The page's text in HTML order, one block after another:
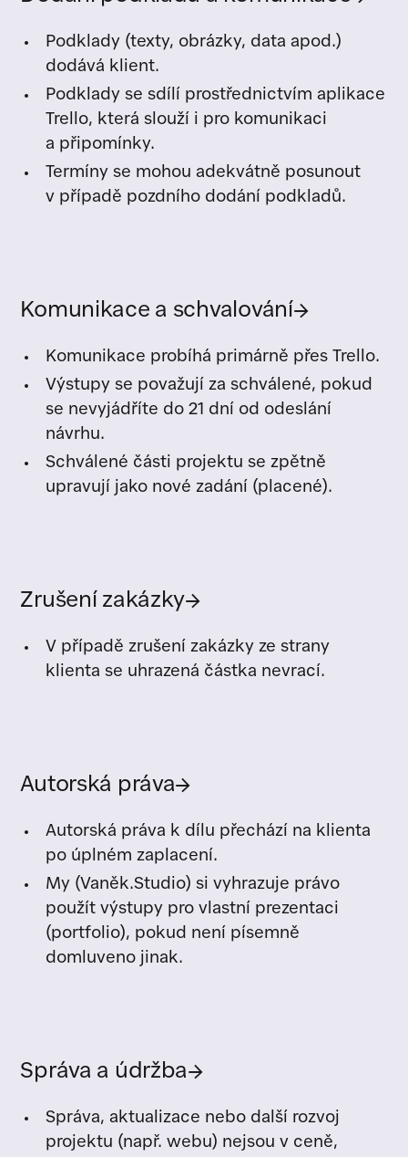
Podklady (texty, obrázky, data apod.)
dodává klient.
Podklady se sdílí prostřednictvím aplikace
Trello, která slouží i pro komunikaci
a připomínky.
Termíny se mohou adekvátně posunout
v případě pozdního dodání podkladů.
Komunikace a schvalování→
Komunikace probíhá primárně přes Trello.
Výstupy se považují za schválené, pokud
se nevyjádříte do 21 dní od odeslání
návrhu.
Schválené části projektu se zpětně
upravují jako nové zadání (placené).
Zrušení zakázky→
V případě zrušení zakázky ze strany
klienta se uhrazená částka nevrací.
Autorská práva→
Autorská práva k dílu přechází na klienta
po úplném zaplacení.
My (Vaněk.Studio) si vyhrazuje právo
použít výstupy pro vlastní prezentaci
(portfolio), pokud není písemně
domluveno jinak.
Správa a údržba→
Správa, aktualizace nebo další rozvoj
projektu (např. webu) nejsou v ceně,